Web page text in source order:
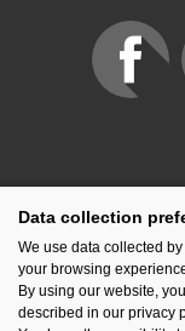
par : Financé par :
Data collection
We use data collected
your browsing
By using our website,
described in our privacy